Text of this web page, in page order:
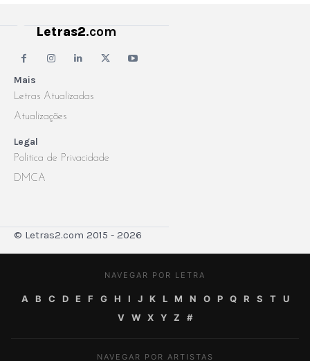
Mais
Letras Atualizadas
Atualizações
Legal
Politica de Privacidade
DMCA
Letras2.com
© Letras2.com 2015 - 2026
NAVEGAR POR LETRA
A B C D E F G H I J K L M N O P Q R S T
U
V
W X Y Z #
NAVEGAR POR ARTISTAS